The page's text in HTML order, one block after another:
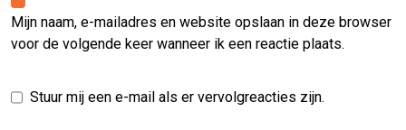
Mijn naam, e-mailadres en website opslaan in deze browser
voor de volgende keer wanneer ik een reactie plaats.
Stuur mij een e-mail als er vervolgreacties zijn.